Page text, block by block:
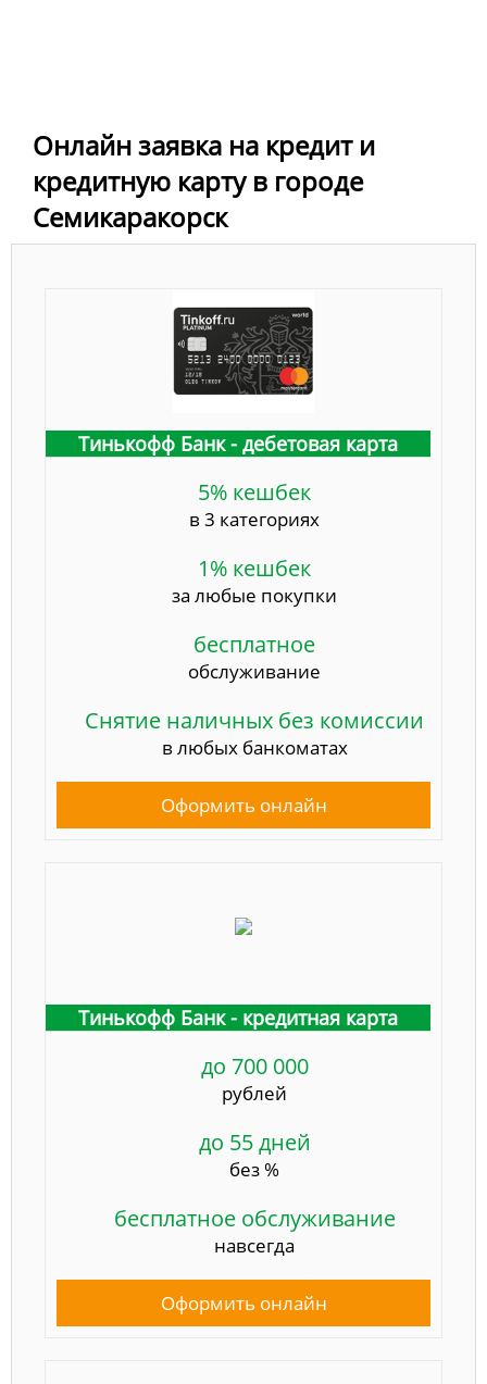
Онлайн заявка на кредит и
кредитную карту в городе
Семикаракорск
Тинькофф Банк - дебетовая карта
5% кешбек
в 3 категориях
1% кешбек
за любые покупки
бесплатное
обслуживание
Снятие наличных без комиссии
в любых банкоматах
Оформить онлайн
Тинькофф Банк - кредитная карта
до 700 000
рублей
до 55 дней
без %
бесплатное обслуживание
навсегда
Оформить онлайн